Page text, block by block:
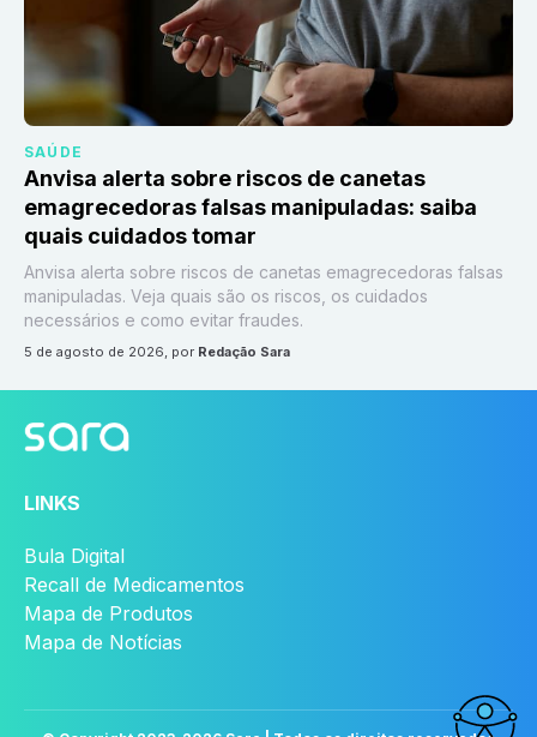
SAÚDE
Anvisa alerta sobre riscos de canetas
emagrecedoras falsas manipuladas: saiba
quais cuidados tomar
Anvisa alerta sobre riscos de canetas emagrecedoras falsas
manipuladas. Veja quais são os riscos, os cuidados
necessários e como evitar fraudes.
5 de agosto de 2026, por Redação Sara
LINKS
Bula Digital
Recall de Medicamentos
Mapa de Produtos
Mapa de Notícias